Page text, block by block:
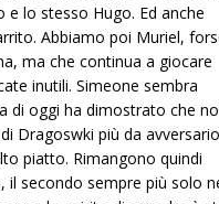
lo stesso Hugo. Ed anche
Abbiamo poi Muriel,
ma che continua a giocare
inutili. Simeone sembra
di oggi ha dimostrato che
Dragoswki più da avversario
piatto. Rimangono quindi
il secondo sempre più solo